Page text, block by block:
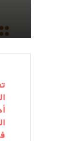
اللغة
أدوات
اللغة